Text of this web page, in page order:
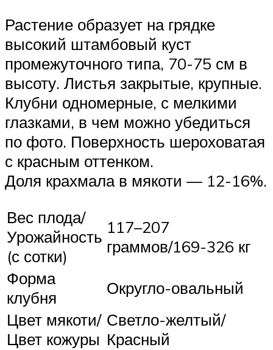
Растение образует на грядке
высокий штамбовый куст
промежуточного типа, 70-75 см в
высоту. Листья закрытые, крупные.
Клубни одномерные, с мелкими
глазками, в чем можно убедиться
по фото. Поверхность шероховатая
с красным оттенком.
Доля крахмала в мякоти — 12-16%.
Вес плода/
Урожайность
(с сотки)
117–207
граммов/169-326 кг
Форма
клубня
Округло-овальный
Цвет мякоти/
Цвет кожуры
Светло-желтый/
Красный